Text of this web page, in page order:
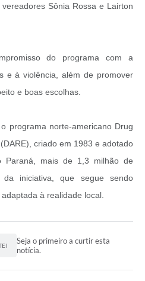
Sônia Rossa e Lairton
do programa com a
e à violência, além de promover
e boas escolhas.
programa norte-americano Drug
criado em 1983 e adotado
mais de 1,3 milhão de
da iniciativa, que segue sendo
à realidade local.
Seja o primeiro a curtir esta
notícia.